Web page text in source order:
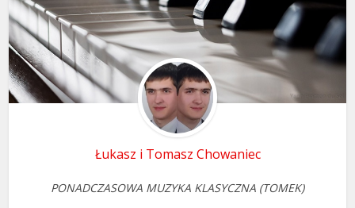
Łukasz i Tomasz Chowaniec
PONADCZASOWA MUZYKA KLASYCZNA (TOMEK)